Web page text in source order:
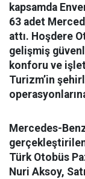
kapsamda
63 adet
attı. Hoşdere
gelişmiş
konforu ve
Turizm’in
Mercedes-
Türk Otobüs
Nuri Aksoy,